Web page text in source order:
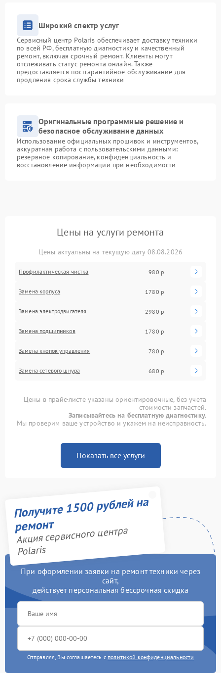
Широкий спектр услуг
Сервисный центр Polaris обеспечивает доставку техники
по всей РФ, бесплатную диагностику и качественный
ремонт, включая срочный ремонт. Клиенты могут
отслеживать статус ремонта онлайн. Также
предоставляется постгарантийное обслуживание для
продления срока службы техники
Оригинальные программные решение и
безопасное обслуживание данных
Использование официальных прошивок и инструментов,
аккуратная работа с пользовательскими данными:
резервное копирование, конфиденциальность и
восстановление информации при необходимости
Цены на услуги ремонта
Цены актуальны на текущую дату 08.08.2026
Профилактическая чистка 980 р
Замена корпуса 1780 р
Замена электродвигателя 2980 р
Замена подшипников 1780 р
Замена кнопок управления 780 р
Замена сетевого шнура 680 р
Цены в прайс-листе указаны ориентировочные, без учета
стоимости запчастей.
Записывайтесь на бесплатную диагностику.
Мы проверим ваше устройство и укажем на неисправность.
Показать все услуги
Получите 1500 рублей на
ремонт
Акция сервисного центра
Polaris
При оформлении заявки на ремонт техники через
сайт,
действует персональная бессрочная скидка
Отправляя, Вы соглашаетесь с политикой конфиденциальности